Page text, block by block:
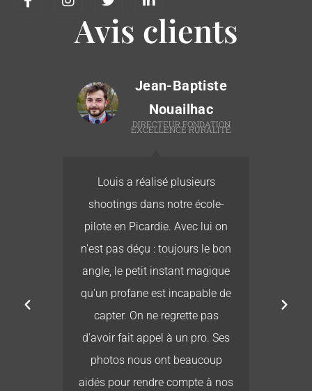
Avis clients
Louis a réalisé plusieurs
shootings dans notre école-
pilote en Picardie. Avec lui on
n'est pas déçu : toujours le bon
angle, le petit instant magique
qu'un profane est incapable de
capter. On ne regrette pas
d'avoir fait appel à un pro. Ses
photos nous ont beaucoup
aidés pour rendre compte à nos
Jean-Baptiste
Nouailhac
DIRECTEUR FONDATION
EXCELLENCE RURALITÉ